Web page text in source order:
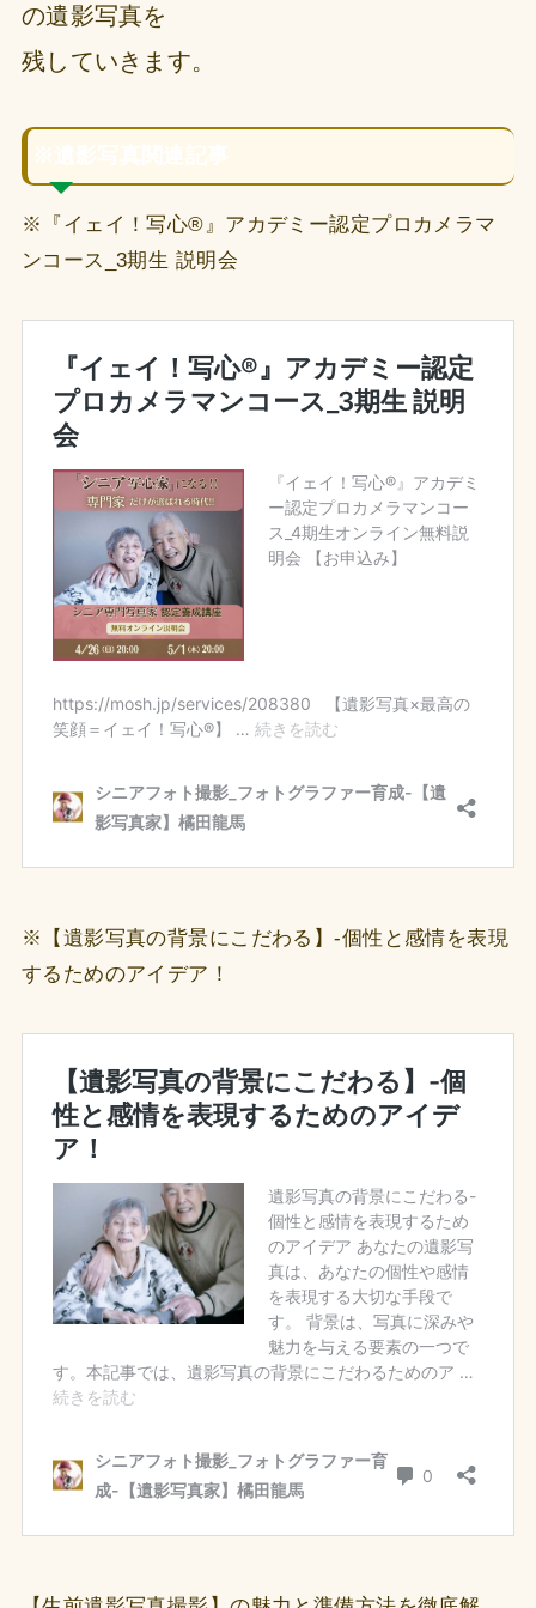
の遺影写真を
残していきます。
※『イェイ！写心®︎』アカデミー認定プロカメラマ
ンコース_3期生 説明会
※【遺影写真の背景にこだわる】-個性と感情を表現
するためのアイデア！